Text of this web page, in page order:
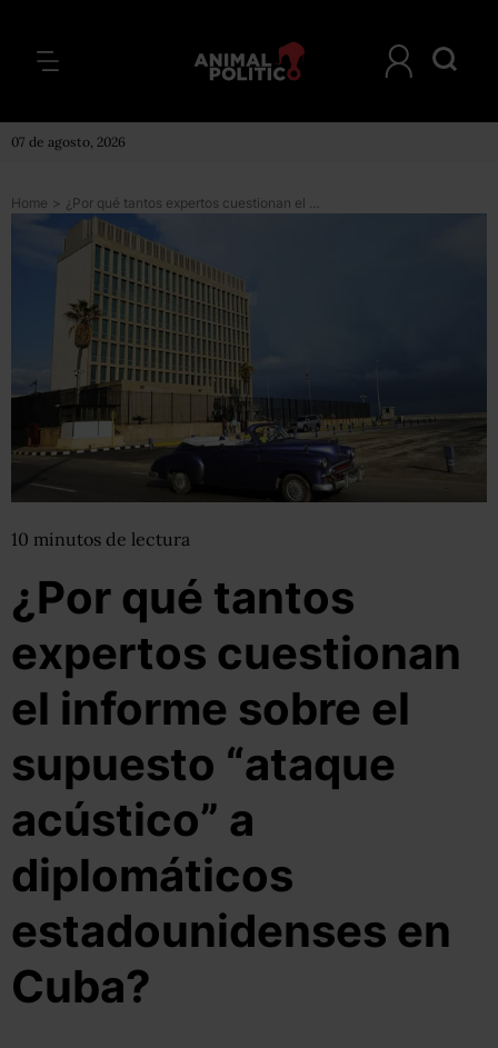
07 de agosto, 2026
Home > ¿Por qué tantos expertos cuestionan el informe sobre el supuesto “ataque acústico” a diplomáticos estadounidenses en Cuba?
10 minutos de lectura
¿Por qué tantos
expertos cuestionan
el informe sobre el
supuesto “ataque
acústico” a
diplomáticos
estadounidenses en
Cuba?